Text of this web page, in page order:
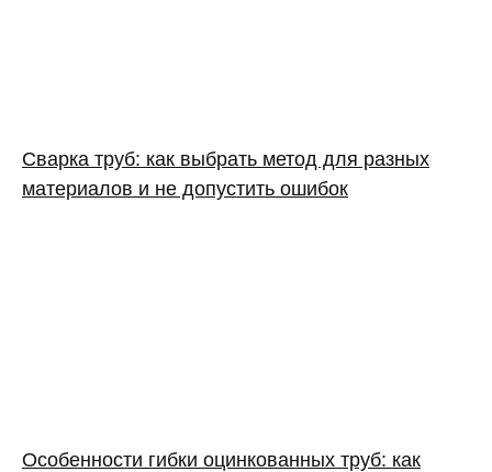
Сварка труб: как выбрать метод для разных
материалов и не допустить ошибок
Особенности гибки оцинкованных труб: как